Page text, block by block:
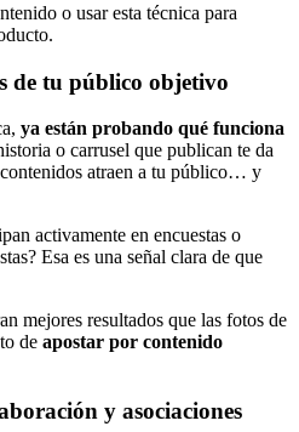
o usar esta técnica para
de tu público objetivo
ya están probando qué funciona
o carrusel que publican te da
atraen a tu público… y
activamente en encuestas o
Esa es una señal clara de que
mejores resultados que las fotos de
de apostar por contenido
y asociaciones